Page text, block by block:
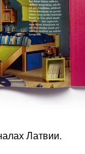
Латвии.